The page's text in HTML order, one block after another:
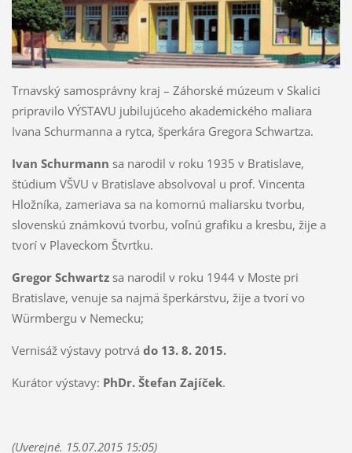
Trnavský samosprávny kraj – Záhorské múzeum v Skalici
pripravilo VÝSTAVU jubilujúceho akademického maliara
Ivana Schurmanna a rytca, šperkára Gregora Schwartza.
Ivan Schurmann sa narodil v roku 1935 v Bratislave,
štúdium VŠVU v Bratislave absolvoval u prof. Vincenta
Hložníka, zameriava sa na komornú maliarsku tvorbu,
slovenskú známkovú tvorbu, voľnú grafiku a kresbu, žije a
tvorí v Plaveckom Štvrtku.
Gregor Schwartzsa narodil v roku 1944 v Moste pri
Bratislave, venuje sa najmä šperkárstvu, žije a tvorí vo
Würmbergu v Nemecku;
Vernisáž výstavy potrvá do 13. 8. 2015.
Kurátor výstavy: PhDr. Štefan Zajíček.
(Uverejné. 15.07.2015 15:05)